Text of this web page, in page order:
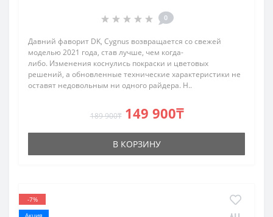
0
Давний фаворит DK, Cygnus возвращается со свежей
моделью 2021 года, став лучше, чем когда-
либо. Изменения коснулись покраски и цветовых
решений, а обновленные технические характеристики не
оставят недовольным ни одного райдера. Н..
189 900₸ 149 900₸
В КОРЗИНУ
-7%